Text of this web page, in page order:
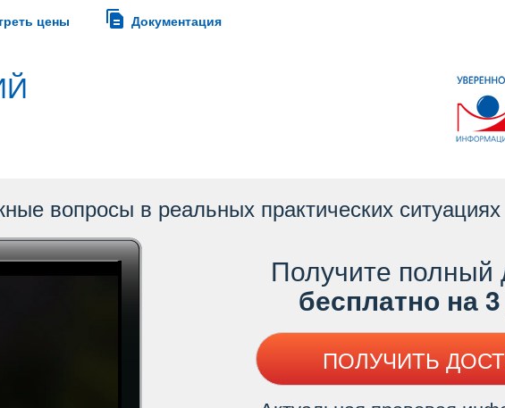
цены Документация
вопросы в реальных практических ситуациях
Получите полный
есплатно на
ПОЛУЧИТЬ